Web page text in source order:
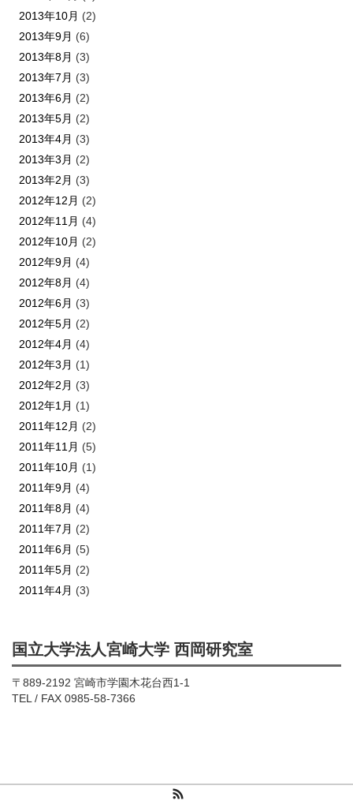
2013年10月 (2)
2013年9月 (6)
2013年8月 (3)
2013年7月 (3)
2013年6月 (2)
2013年5月 (2)
2013年4月 (3)
2013年3月 (2)
2013年2月 (3)
2012年12月 (2)
2012年11月 (4)
2012年10月 (2)
2012年9月 (4)
2012年8月 (4)
2012年6月 (3)
2012年5月 (2)
2012年4月 (4)
2012年3月 (1)
2012年2月 (3)
2012年1月 (1)
2011年12月 (2)
2011年11月 (5)
2011年10月 (1)
2011年9月 (4)
2011年8月 (4)
2011年7月 (2)
2011年6月 (5)
2011年5月 (2)
2011年4月 (3)
国立大学法人宮崎大学 西岡研究室
〒889-2192 宮崎市学園木花台西1-1
TEL / FAX 0985-58-7366